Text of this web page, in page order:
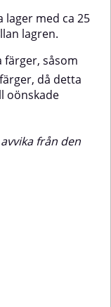
lager med ca 25
lagren.
färger, såsom
då detta
oönskade
från den